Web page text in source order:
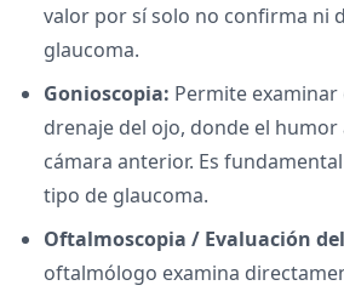
valor por sí solo no confirma ni
glaucoma.
Gonioscopia: Permite
drenaje del ojo, donde el humor
cámara anterior. Es
tipo de glaucoma.
Oftalmoscopia / Evaluación
oftalmólogo examina